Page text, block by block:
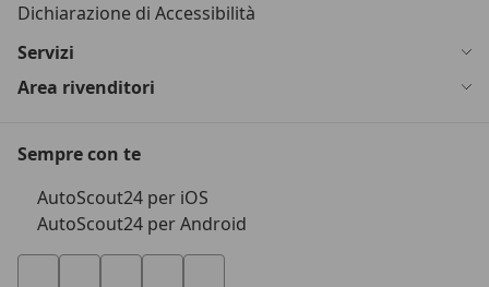
Dichiarazione di Accessibilità
Servizi
Area rivenditori
Sempre con te
AutoScout24 per iOS
AutoScout24 per Android